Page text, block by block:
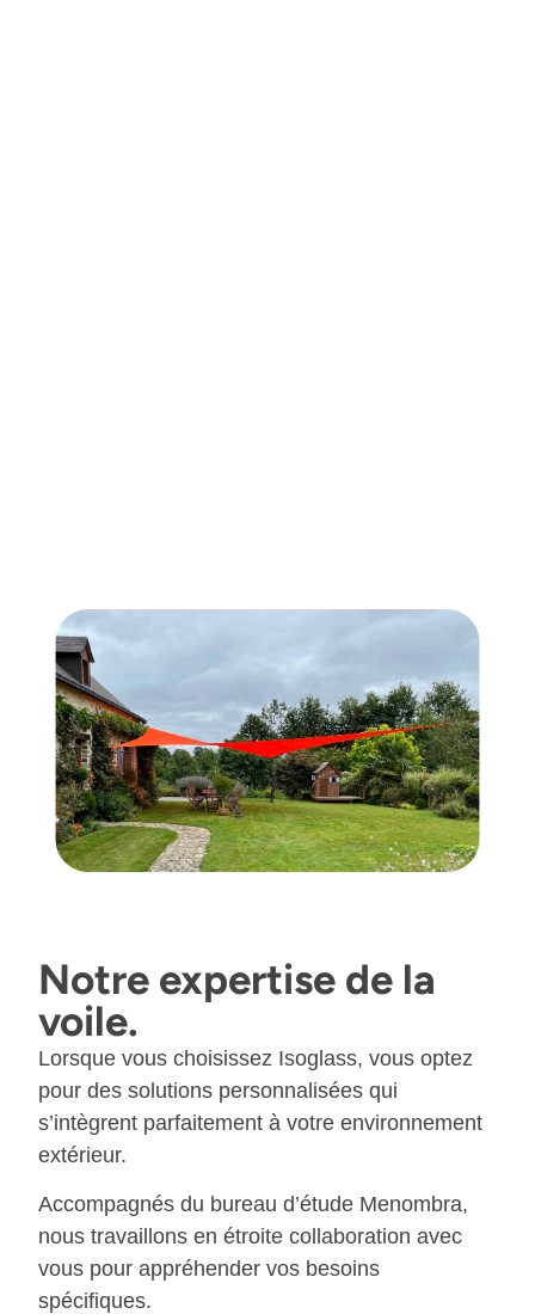
Notre expertise de la
voile.
Lorsque vous choisissez Isoglass, vous optez
pour des solutions personnalisées qui
s’intègrent parfaitement à votre environnement
extérieur.
Accompagnés du bureau d’étude Menombra,
nous travaillons en étroite collaboration avec
vous pour appréhender vos besoins
spécifiques.